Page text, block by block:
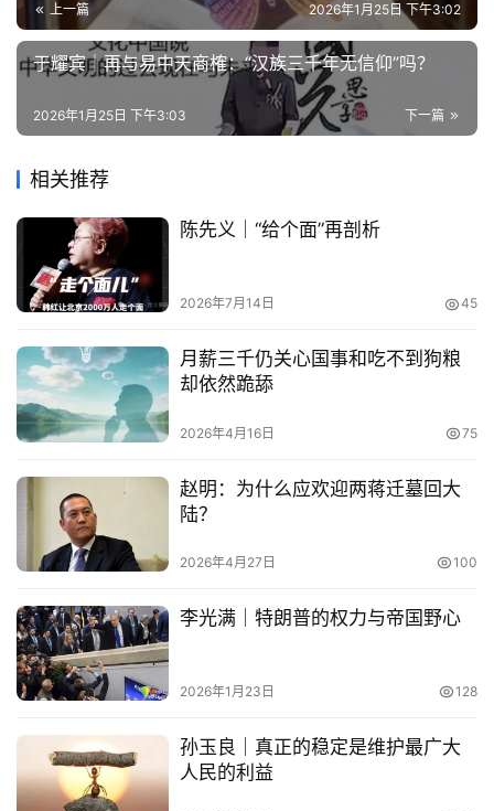
上一篇 2026年1月25日 下午3:02
于耀宾｜再与易中天商榷：“汉族三千年无信仰”吗？
下一篇
2026年1月25日 下午3:03
相关推荐
陈先义｜“给个面”再剖析
2026年7月14日 45
月薪三千仍关心国事和吃不到狗粮
却依然跪舔
2026年4月16日 75
赵明：为什么应欢迎两蒋迁墓回大
陆？
2026年4月27日 100
李光满｜特朗普的权力与帝国野心
2026年1月23日 128
孙玉良｜真正的稳定是维护最广大
人民的利益